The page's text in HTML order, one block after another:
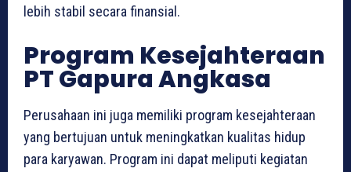
lebih stabil secara finansial.
Program Kesejahteraan
PT Gapura Angkasa
Perusahaan ini juga memiliki program kesejahteraan
yang bertujuan untuk meningkatkan kualitas hidup
para karyawan. Program ini dapat meliputi kegiatan